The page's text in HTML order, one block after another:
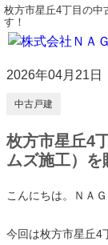
枚方市星丘4丁目の中
す！
2026年04月21日
中古戸建
枚方市星丘4
ムズ施工）を
こんにちは。ＮＡ
今回は枚方市星丘4